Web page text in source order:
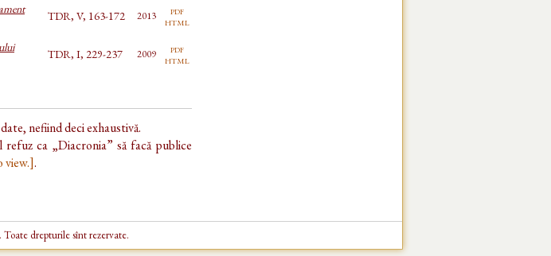
TDR, V, 163-172 2013 pdf
html
TDR, I, 229-237 2009 pdf
html
nefiind deci exhaustivă.
ca „Diacronia” să facă publice
view.].
drepturile sînt rezervate.